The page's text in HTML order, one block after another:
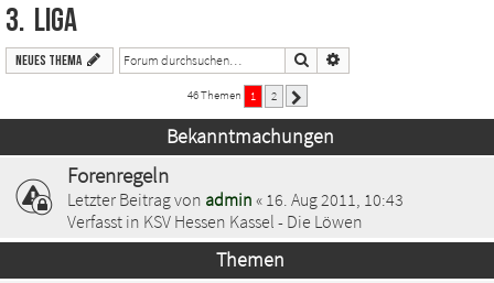
e
3. Liga
Neues Thema Suche
46 Themen 1 2
Bekanntmachungen
Forenregeln
Letzter Beitrag von admin « 16. Aug 2011, 10:43
Verfasst in KSV Hessen Kassel - Die Löwen
Themen